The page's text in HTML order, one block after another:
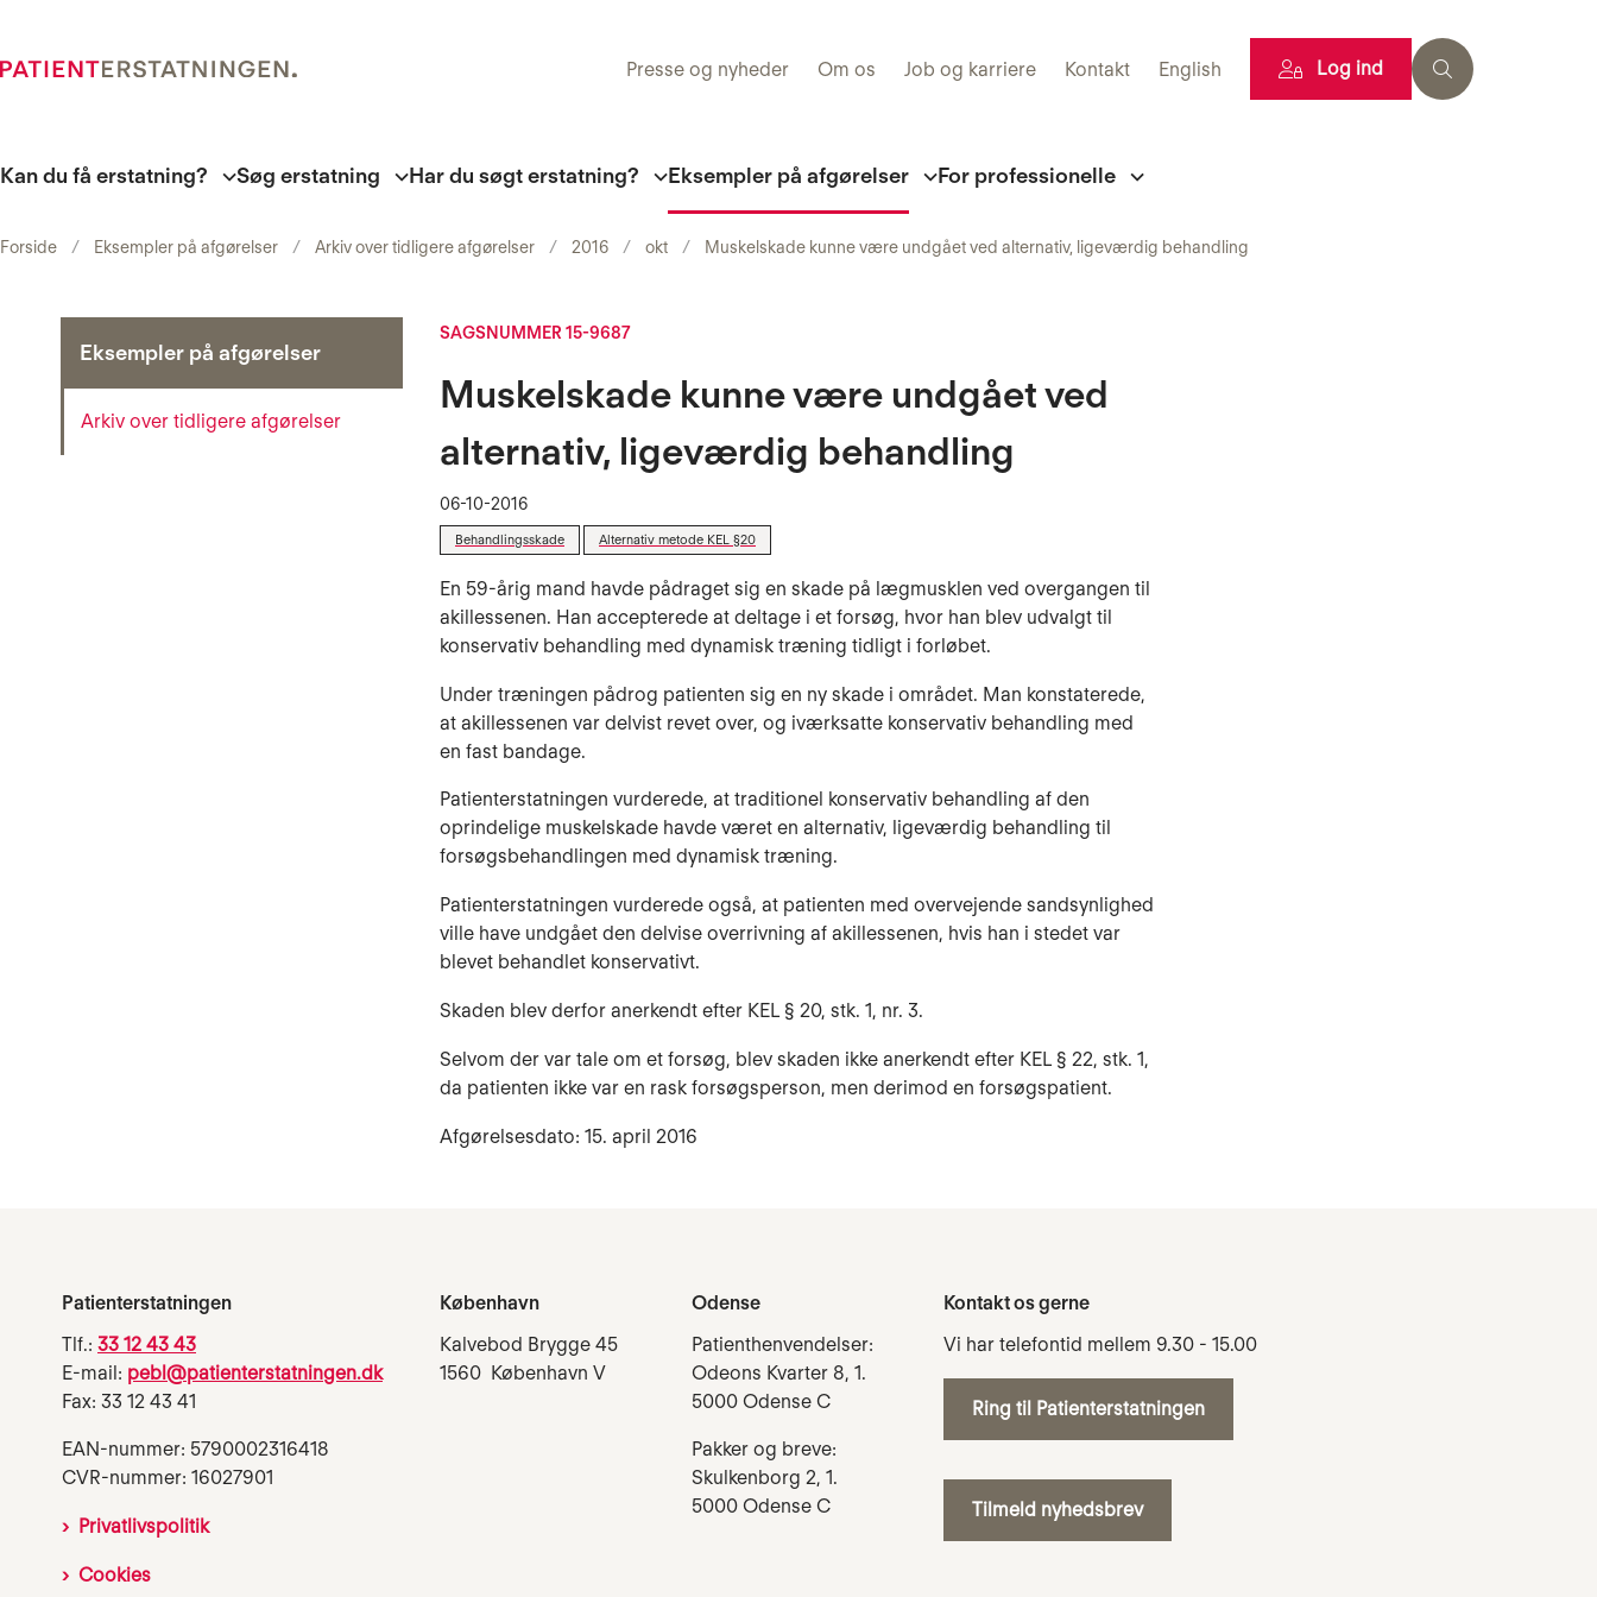
Presse og nyheder Om os Job og karriere Kontakt English Log ind
Kan du få erstatning? Søg erstatning Har du søgt erstatning? Eksempler på afgørelser For professionelle
Forside Eksempler på afgørelser Arkiv over tidligere afgørelser 2016 okt Muskelskade kunne være undgået ved alternativ, ligeværdig behandling
Eksempler på afgørelser
Arkiv over tidligere afgørelser
SAGSNUMMER 15-9687
Muskelskade kunne være undgået ved
alternativ, ligeværdig behandling
06-10-2016
Behandlingsskade Alternativ metode KEL §20
En 59-årig mand havde pådraget sig en skade på lægmusklen ved overgangen til
akillessenen. Han accepterede at deltage i et forsøg, hvor han blev udvalgt til
konservativ behandling med dynamisk træning tidligt i forløbet.
Under træningen pådrog patienten sig en ny skade i området. Man konstaterede,
at akillessenen var delvist revet over, og iværksatte konservativ behandling med
en fast bandage.
Patienterstatningen vurderede, at traditionel konservativ behandling af den
oprindelige muskelskade havde været en alternativ, ligeværdig behandling til
forsøgsbehandlingen med dynamisk træning.
Patienterstatningen vurderede også, at patienten med overvejende sandsynlighed
ville have undgået den delvise overrivning af akillessenen, hvis han i stedet var
blevet behandlet konservativt.
Skaden blev derfor anerkendt efter KEL § 20, stk. 1, nr. 3.
Selvom der var tale om et forsøg, blev skaden ikke anerkendt efter KEL § 22, stk. 1,
da patienten ikke var en rask forsøgsperson, men derimod en forsøgspatient.
Afgørelsesdato: 15. april 2016
Patienterstatningen
Tlf.: 33 12 43 43
E-mail: pebl@patienterstatningen.dk
Fax: 33 12 43 41
EAN-nummer: 5790002316418
CVR-nummer: 16027901
Privatlivspolitik
Cookies
København
Kalvebod Brygge 45
1560 København V
Odense
Patienthenvendelser:
Odeons Kvarter 8, 1.
5000 Odense C
Pakker og breve:
Skulkenborg 2, 1.
5000 Odense C
Kontakt os gerne
Vi har telefontid mellem 9.30 - 15.00
Ring til Patienterstatningen
Tilmeld nyhedsbrev